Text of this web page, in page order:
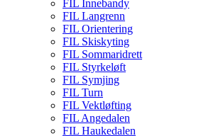
FIL Innebandy
FIL Langrenn
FIL Orientering
FIL Skiskyting
FIL Sommaridrett
FIL Styrkeløft
FIL Symjing
FIL Turn
FIL Vektløfting
FIL Angedalen
FIL Haukedalen